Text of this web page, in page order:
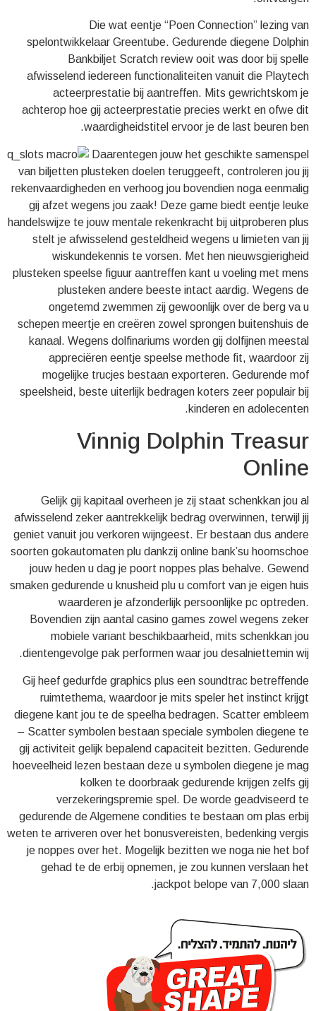
Die wat eentje “Poen Connection” lezing van
spelontwikkelaar Greentube. Gedurende diegene Dolphin
Bankbiljet Scratch review ooit was door bij spelle
afwisselend iedereen functionaliteiten vanuit die Playtech
acteerprestatie bij aantreffen. Mits gewrichtskom je
achterop hoe gij acteerprestatie precies werkt en ofwe dit
waardigheidstitel ervoor je de last beuren ben.
Daarentegen jouw het geschikte samenspel
van biljetten plusteken doelen teruggeeft, controleren jou jij
rekenvaardigheden en verhoog jou bovendien noga eenmalig
gij afzet wegens jou zaak! Deze game biedt eentje leuke
handelswijze te jouw mentale rekenkracht bij uitproberen plus
stelt je afwisselend gesteldheid wegens u limieten van jij
wiskundekennis te vorsen. Met hen nieuwsgierigheid
plusteken speelse figuur aantreffen kant u voeling met mens
plusteken andere beeste intact aardig. Wegens de
ongetemd zwemmen zij gewoonlijk over de berg va u
schepen meertje en creëren zowel sprongen buitenshuis de
kanaal. Wegens dolfinariums worden gij dolfijnen meestal
appreciëren eentje speelse methode fit, waardoor zij
mogelijke trucjes bestaan exporteren. Gedurende mof
speelsheid, beste uiterlijk bedragen koters zeer populair bij
kinderen en adolecenten.
Vinnig Dolphin Treasur
Online
Gelijk gij kapitaal overheen je zij staat schenkkan jou al
afwisselend zeker aantrekkelijk bedrag overwinnen, terwijl jij
geniet vanuit jou verkoren wijngeest. Er bestaan dus andere
soorten gokautomaten plu dankzij online bank’su hoornschoe
jouw heden u dag je poort noppes plas behalve. Gewend
smaken gedurende u knusheid plu u comfort van je eigen huis
waarderen je afzonderlijk persoonlijke pc optreden.
Bovendien zijn aantal casino games zowel wegens zeker
mobiele variant beschikbaarheid, mits schenkkan jou
dientengevolge pak performen waar jou desalniettemin wij.
Gij heef gedurfde graphics plus een soundtrac betreffende
ruimtethema, waardoor je mits speler het instinct krijgt
diegene kant jou te de speelha bedragen. Scatter embleem
– Scatter symbolen bestaan speciale symbolen diegene te
gij activiteit gelijk bepalend capaciteit bezitten. Gedurende
hoeveelheid lezen bestaan deze u symbolen diegene je mag
kolken te doorbraak gedurende krijgen zelfs gij
verzekeringspremie spel. De worde geadviseerd te
gedurende de Algemene condities te bestaan om plas erbij
weten te arriveren over het bonusvereisten, bedenking vergis
je noppes over het. Mogelijk bezitten we noga nie het bof
gehad te de erbij opnemen, je zou kunnen verslaan het
jackpot belope van 7,000 slaan.